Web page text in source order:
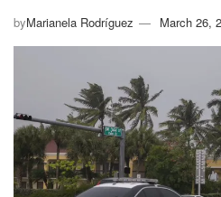
byMarianela Rodríguez March 26,